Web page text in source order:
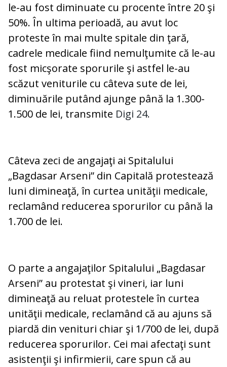
le-au fost diminuate cu procente între 20 şi
50%. În ultima perioadă, au avut loc
proteste în mai multe spitale din ţară,
cadrele medicale fiind nemulţumite că le-au
fost micşorate sporurile şi astfel le-au
scăzut veniturile cu câteva sute de lei,
diminuările putând ajunge până la 1.300-
1.500 de lei, transmite Digi 24.
Câteva zeci de angajaţi ai Spitalului
„Bagdasar Arseni” din Capitală protestează
luni dimineaţă, în curtea unităţii medicale,
reclamând reducerea sporurilor cu până la
1.700 de lei.
O parte a angajaţilor Spitalului „Bagdasar
Arseni” au protestat şi vineri, iar luni
dimineaţă au reluat protestele în curtea
unităţii medicale, reclamând că au ajuns să
piardă din venituri chiar şi 1/700 de lei, după
reducerea sporurilor. Cei mai afectaţi sunt
asistenţii şi infirmierii, care spun că au